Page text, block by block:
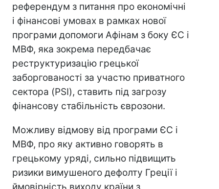
референдум з питання про економічні
і фінансові умовах в рамках нової
програми допомоги Афінам з боку ЄС і
МВФ, яка зокрема передбачає
реструктуризацію грецької
заборгованості за участю приватного
сектора (PSI), ставить під загрозу
фінансову стабільність єврозони.
Можливу відмову від програми ЄС і
МВФ, про яку активно говорять в
грецькому уряді, сильно підвищить
ризики вимушеного дефолту Греції і